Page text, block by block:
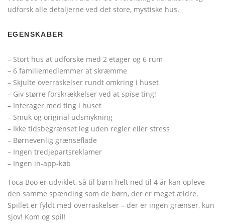
udforsk alle detaljerne ved det store, mystiske hus.
EGENSKABER
– Stort hus at udforske med 2 etager og 6 rum
– 6 familiemedlemmer at skræmme
– Skjulte overraskelser rundt omkring i huset
– Giv større forskrækkelser ved at spise ting!
– Interager med ting i huset
– Smuk og original udsmykning
– Ikke tidsbegrænset leg uden regler eller stress
– Børnevenlig grænseflade
– Ingen tredjepartsreklamer
– Ingen in-app-køb
Toca Boo er udviklet, så til børn helt ned til 4 år kan opleve
den samme spænding som de børn, der er meget ældre.
Spillet er fyldt med overraskelser – der er ingen grænser, kun
sjov! Kom og spil!